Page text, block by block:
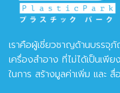
เราคือผู้เชี่ยวชาญด้านบรรจุ
เครื่องสำอาง ที่ไม่ได้เป็นเพี
ในการ สร้างมูลค่าเพิ่ม และ สื่